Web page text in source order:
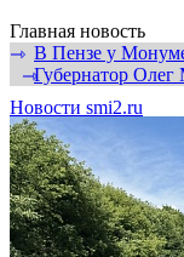
Главная новость
⇾ В Пензе у
⇾Губернатор
Новости smi2.ru